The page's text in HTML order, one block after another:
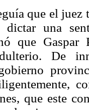
que el
dictar una
que
De
que este